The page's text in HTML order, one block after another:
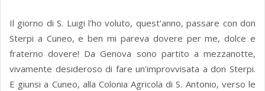
Il giorno di S. Luigi l'ho voluto, quest'anno, passare con don
Sterpi a Cuneo, e ben mi pareva dovere per me, dolce e
fraterno dovere! Da Genova sono partito a mezzanotte,
vivamente desideroso di fare un'improvvisata a don Sterpi.
E giunsi a Cuneo, alla Colonia Agricola di S. Antonio, verso le